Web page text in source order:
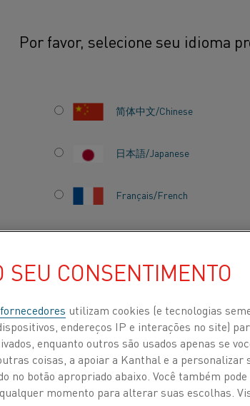
Por favor, selecione seu idioma
简体中文/Chinese
日本語/Japanese
Français/French
SOBRE NÓS CENTRO DE
do elemento pode melhorar a eficiência do forno?
A
SEU CONSENTIMENTO
utilizam cookies (e tecnologias
endereços IP e interações no site)
enquanto outros são usados apenas se
coisas, a apoiar a Kanthal e a personalizar
no botão apropriado abaixo. Você também
momento para alterar suas escolhas.